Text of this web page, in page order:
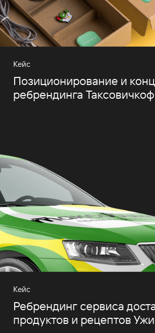
Кейс
Позиционирование и
ребрендинга Таксовичкоф
Кейс
Ребрендинг сервиса
продуктов и рецептов